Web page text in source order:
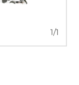
1/1